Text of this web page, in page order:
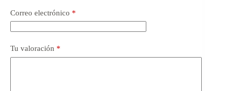
Correo electrónico *
Tu valoración *